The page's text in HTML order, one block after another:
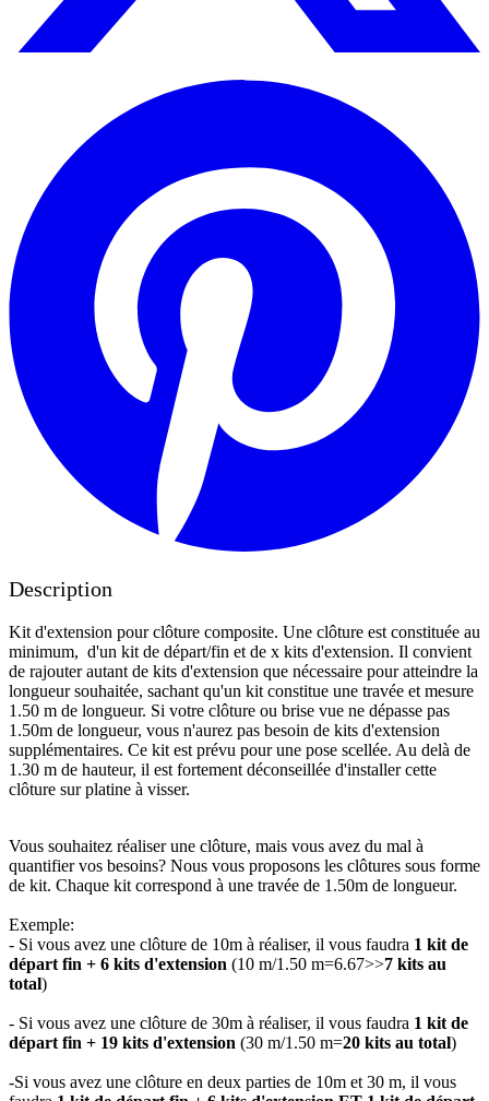
Description
Kit d'extension pour clôture composite. Une clôture est constituée au
minimum, d'un kit de départ/fin et de x kits d'extension. Il convient
de rajouter autant de kits d'extension que nécessaire pour atteindre la
longueur souhaitée, sachant qu'un kit constitue une travée et mesure
1.50 m de longueur. Si votre clôture ou brise vue ne dépasse pas
1.50m de longueur, vous n'aurez pas besoin de kits d'extension
supplémentaires. Ce kit est prévu pour une pose scellée. Au delà de
1.30 m de hauteur, il est fortement déconseillée d'installer cette
clôture sur platine à visser.
Vous souhaitez réaliser une clôture, mais vous avez du mal à
quantifier vos besoins? Nous vous proposons les clôtures sous forme
de kit. Chaque kit correspond à une travée de 1.50m de longueur.
Exemple:
- Si vous avez une clôture de 10m à réaliser, il vous faudra 1 kit de
départ fin + 6 kits d'extension (10 m/1.50 m=6.67>>7 kits au
total)
​- Si vous avez une clôture de 30m à réaliser, il vous faudra 1 kit de
départ fin + 19 kits d'extension (30 m/1.50 m=20 kits au total)
-Si vous avez une clôture en deux parties de 10m et 30 m, il vous